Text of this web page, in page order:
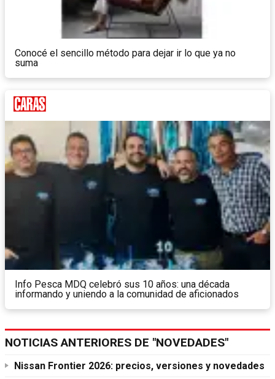
Conocé el sencillo método para dejar ir lo que ya no
suma
Info Pesca MDQ celebró sus 10 años: una década
informando y uniendo a la comunidad de aficionados
NOTICIAS ANTERIORES DE "NOVEDADES"
Nissan Frontier 2026: precios, versiones y novedades